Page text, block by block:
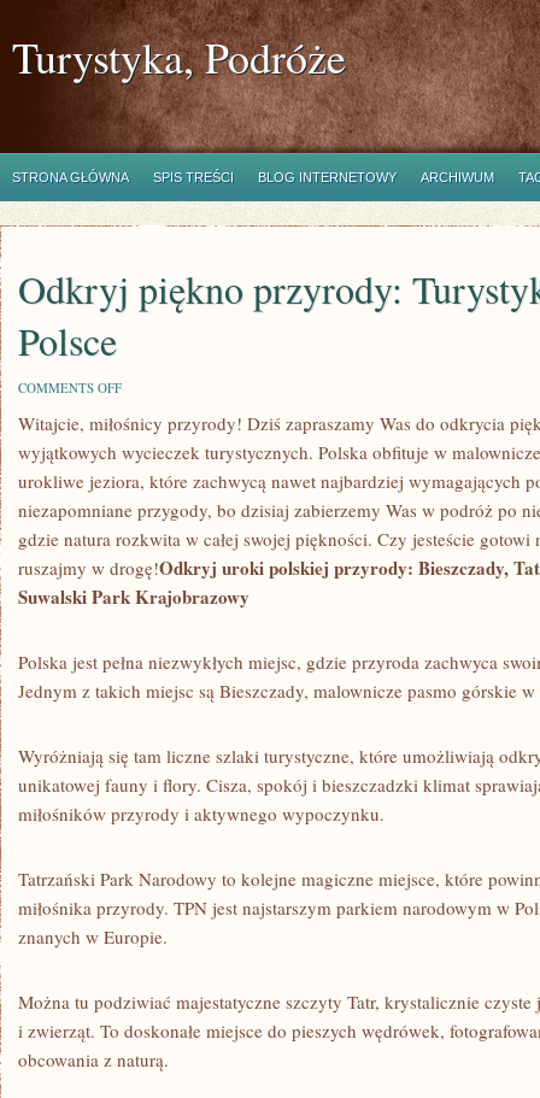
Turystyka, Podróże
STRONA GŁÓWNA SPIS TREŚCI BLOG INTERNETOWY ARCHIWUM
Odkryj piękno przyrody:
Polsce
COMMENTS OFFON
PIĘKNO
PRZYRODY:
TURYSTYKA
I
PRZYRODA
W
POLSCE
Witajcie, miłośnicy przyrody! Dziś zapraszamy‍ Was do odkrycia
wyjątkowych wycieczek turystycznych. ‍Polska obfituje w
urokliwe jeziora, które zachwycą ⁤nawet⁤ najbardziej⁤ wymagających‌
niezapomniane przygody, bo ‍dzisiaj zabierzemy Was ⁣w podróż ⁣po
gdzie natura rozkwita w⁤ całej swojej​ piękności. Czy jesteście
ruszajmy w ​drogę!Odkryj⁣ uroki polskiej​ przyrody: Bieszczady,
Suwalski Park Krajobrazowy
Polska jest pełna niezwykłych‌ miejsc,⁣ gdzie przyroda zachwyca
Jednym z takich miejsc są Bieszczady, malownicze pasmo górskie
Wyróżniają ​się tam liczne szlaki turystyczne, które umożliwiają
unikatowej fauny i ‌flory.⁤ Cisza, spokój i bieszczadzki klimat
miłośników ‌przyrody​ i ⁣aktywnego wypoczynku.
Tatrzański Park Narodowy to kolejne magiczne miejsce, które
⁤miłośnika przyrody. ‌TPN‌ jest⁣ najstarszym parkiem narodowym w
znanych w Europie.
Można tu podziwiać majestatyczne szczyty Tatr, krystalicznie​
i zwierząt.‍ To doskonałe miejsce do pieszych wędrówek,
obcowania z naturą.